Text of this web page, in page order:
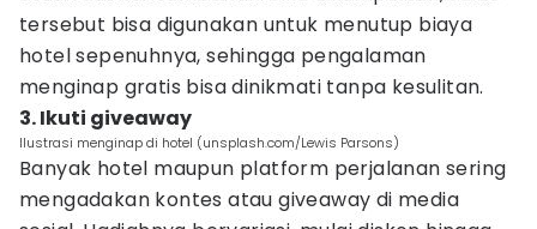
tersebut bisa digunakan untuk menutup biaya
hotel sepenuhnya, sehingga pengalaman
menginap gratis bisa dinikmati tanpa kesulitan.
3. Ikuti giveaway
Ilustrasi menginap di hotel (unsplash.com/Lewis Parsons)
Banyak hotel maupun platform perjalanan sering
mengadakan kontes atau giveaway di media